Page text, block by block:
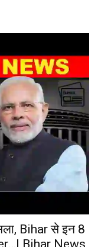
Bihar से इन 8
Bihar News